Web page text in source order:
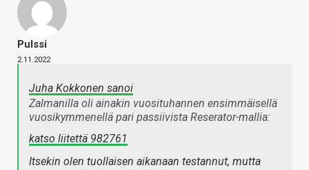
Pulssi
2.11.2022
Juha Kokkonen sanoi
Zalmanilla oli ainakin vuosituhannen ensimmäisellä
vuosikymmenellä pari passiivista Reserator-mallia:
katso liitettä 982761
Itsekin olen tuollaisen aikanaan testannut, mutta